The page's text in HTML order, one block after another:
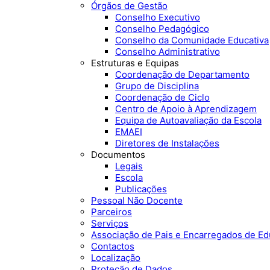
Órgãos de Gestão
Conselho Executivo
Conselho Pedagógico
Conselho da Comunidade Educativa
Conselho Administrativo
Estruturas e Equipas
Coordenação de Departamento
Grupo de Disciplina
Coordenação de Ciclo
Centro de Apoio à Aprendizagem
Equipa de Autoavaliação da Escola
EMAEI
Diretores de Instalações
Documentos
Legais
Escola
Publicações
Pessoal Não Docente
Parceiros
Serviços
Associação de Pais e Encarregados de
Contactos
Localização